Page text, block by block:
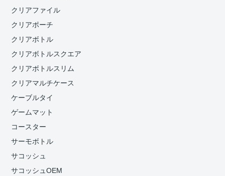
クリアファイル
クリアポーチ
クリアボトル
クリアボトルスクエア
クリアボトルスリム
クリアマルチケース
ケーブルタイ
ゲームマット
コースター
サーモボトル
サコッシュ
サコッシュOEM